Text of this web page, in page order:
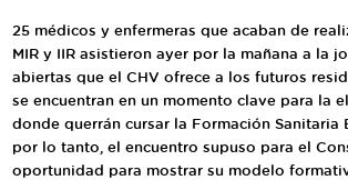
25 médicos y enfermeras que acaban de
MIR y IIR asistieron ayer por la mañana a la
abiertas que el CHV ofrece a los futuros
se encuentran en un momento clave para la
donde querrán cursar la Formación Sanitaria
por lo tanto, el encuentro supuso para el
oportunidad para mostrar su modelo